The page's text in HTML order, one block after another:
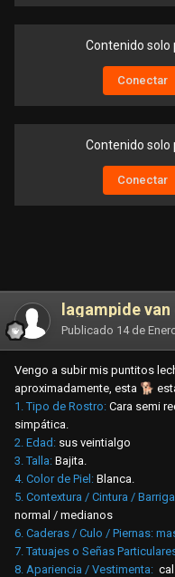
Contenido
Conectar
Contenido
Conectar
lagampide
Publicado 14 de
Vengo a subir mis puntitos
aproximadamente, esta 🐕
1. Tipo de Rostro: Cara semi
simpática.
2. Edad: sus veintialgo
3. Talla: Bajita.
4. Color de Piel: Blanca.
5. Contextura / Cintura /
normal / medianos
6. Caderas / Culo / Piernas:
7. Tatuajes o Señas
8. Apariencia / Vestimenta: